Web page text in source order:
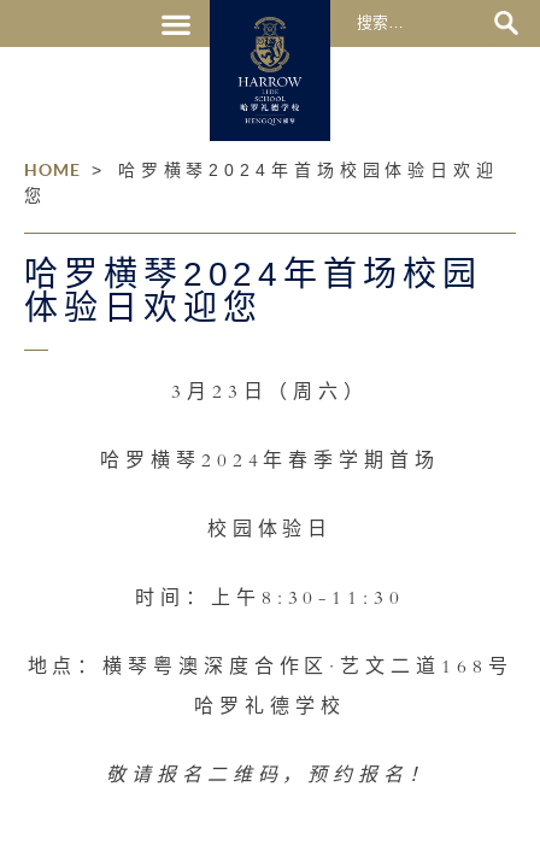
HOME > 哈罗横琴2024年首场校园体验日欢迎
您
哈罗横琴2024年首场校园
体验日欢迎您
3月23日（周六）
哈罗横琴2024年春季学期首场
校园体验日
时间：上午8:30-11:30
地点：横琴粤澳深度合作区·艺文二道168号
哈罗礼德学校
敬请报名二维码，预约报名！